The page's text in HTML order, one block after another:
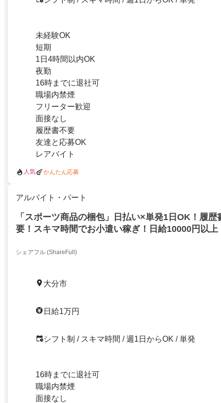
未経験OK
短期
1日4時間以内OK
夜勤
16時までに退社可
職場内禁煙
フリーター歓迎
面接なし
履歴書不要
友達と応募OK
レアバイト
人気 かんたん応募
アルバイト・パート
「スポーツ商品の梱包」日払い×単発1日OK！履歴
要！スキマ時間でお小遣い稼ぎ！日給10000円以上
シェアフル (ShareFull)
大分市
日給1万円
シフト制 / スキマ時間 / 週1日からOK / 単発
16時までに退社可
職場内禁煙
面接なし